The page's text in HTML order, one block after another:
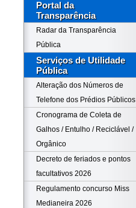
Portal da
Transparência
Radar da Transparência
Pública
Serviços de Utilidade
Pública
Alteração dos Números de
Telefone dos Prédios Públicos
Cronograma de Coleta de
Galhos / Entulho / Reciclável /
Orgânico
Decreto de feriados e pontos
facultativos 2026
Regulamento concurso Miss
Medianeira 2026